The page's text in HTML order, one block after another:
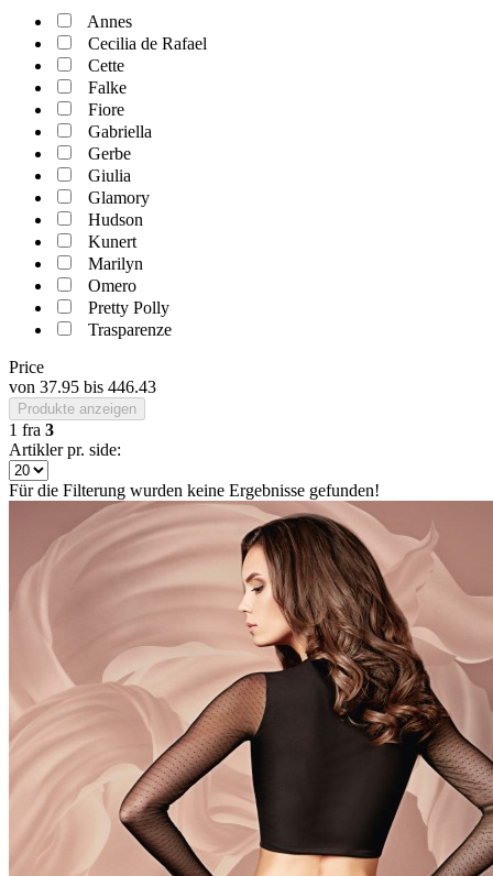
Annes
Cecilia de Rafael
Cette
Falke
Fiore
Gabriella
Gerbe
Giulia
Glamory
Hudson
Kunert
Marilyn
Omero
Pretty Polly
Trasparenze
Price
von 37.95 bis 446.43
Produkte anzeigen
1 fra 3
Artikler pr. side:
Für die Filterung wurden keine Ergebnisse gefunden!